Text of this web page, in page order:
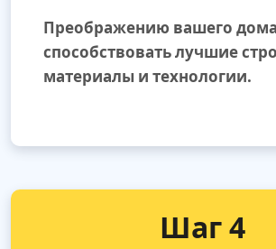
Преображению вашего
способствовать лучшие
материалы и технологии.
Шаг 4